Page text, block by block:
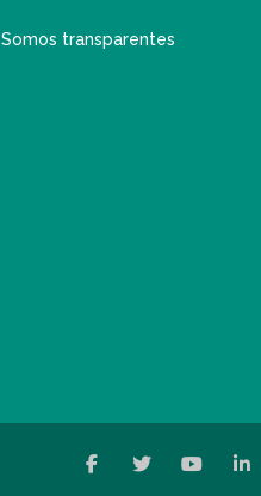
Somos transparentes